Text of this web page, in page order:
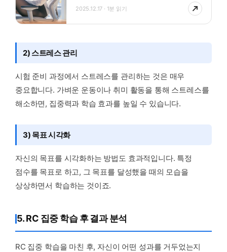
2025.12.17 · 1분 읽기
2) 스트레스 관리
시험 준비 과정에서 스트레스를 관리하는 것은 매우
중요합니다. 가벼운 운동이나 취미 활동을 통해 스트레스를
해소하면, 집중력과 학습 효과를 높일 수 있습니다.
3) 목표 시각화
자신의 목표를 시각화하는 방법도 효과적입니다. 특정
점수를 목표로 하고, 그 목표를 달성했을 때의 모습을
상상하면서 학습하는 것이죠.
5. RC 집중 학습 후 결과 분석
RC 집중 학습을 마친 후, 자신이 어떤 성과를 거두었는지